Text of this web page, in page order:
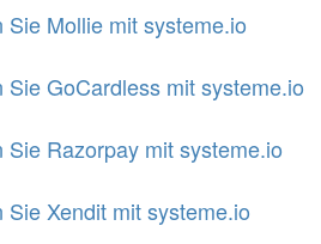
Sie Mollie mit systeme.io
Sie GoCardless mit systeme.io
Sie Razorpay mit systeme.io
Sie Xendit mit systeme.io